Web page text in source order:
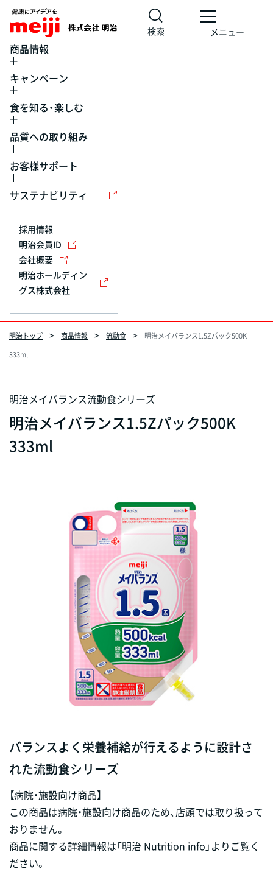
検索 メニュー
商品情報
キャンペーン
食を知る・楽しむ
品質への取り組み
お客様サポート
サステナビリティ
採用情報
明治会員ID
会社概要
明治ホールディン
グス株式会社
明治トップ 商品情報 流動食
明治メイバランス1.5Zパック500K
333ml
明治メイバランス流動食シリーズ
明治メイバランス1.5Zパック500K
333ml
バランスよく栄養補給が行えるように設計さ
れた流動食シリーズ
【病院・施設向け商品】
この商品は病院・施設向け商品のため、店頭では取り扱って
おりません。
商品に関する詳細情報は「明治 Nutrition info 」よりご覧く
ださい。